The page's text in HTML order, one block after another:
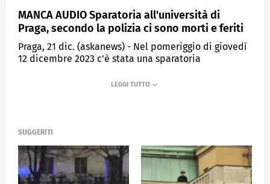
MANCA AUDIO Sparatoria all'università di
Praga, secondo la polizia ci sono morti e feriti
Praga, 21 dic. (askanews) - Nel pomeriggio di giovedì
12 dicembre 2023 c'è stata una sparatoria
capitale ceca che, secondo le prime notizie, ha
dell'Università Carlo, in piazza Jan Palach che è stata
chiusa e circondata mentre i poliziotti hanno
invitato la popolazione a restare in casa.
SUGGERITI